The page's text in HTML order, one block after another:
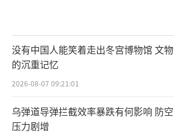
没有中国人能笑着走出冬宫博物馆 文物
的沉重记忆
2026-08-07 09:21:01
乌弹道导弹拦截效率暴跌有何影响 防空
压力剧增